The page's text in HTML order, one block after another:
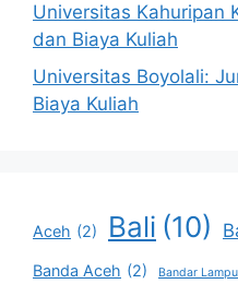
Universitas Kahuripan
dan Biaya Kuliah
Universitas Boyolali:
Biaya Kuliah
Aceh (2) Bali (10)
Banda Aceh (2) Bandar